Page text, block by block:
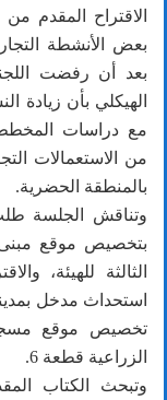
الاقتراح المقدم
بعض الأنشطة
بعد أن رفضت
الهيكلي بأن زيادة
مع دراسات المخطط
من الاستعمالات
بالمنطقة الحضرية.
وتناقش الجلسة طلب
بتخصيص موقع
الثالثة للهيئة،
استحداث مدخل
تخصيص موقع
الزراعية قطعة 6.
وتبحث الكتاب